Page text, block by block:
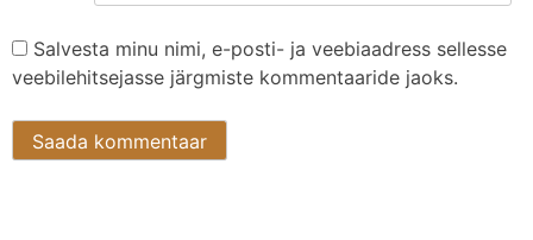
Salvesta minu nimi, e-posti- ja veebiaadress sellesse
veebilehitsejasse järgmiste kommentaaride jaoks.